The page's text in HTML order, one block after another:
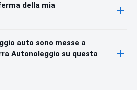
della mia
auto sono messe a
Autonoleggio su questa